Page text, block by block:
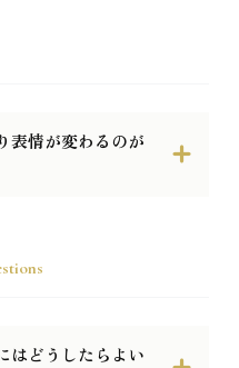
表情が変わるのが
はどうしたらよい